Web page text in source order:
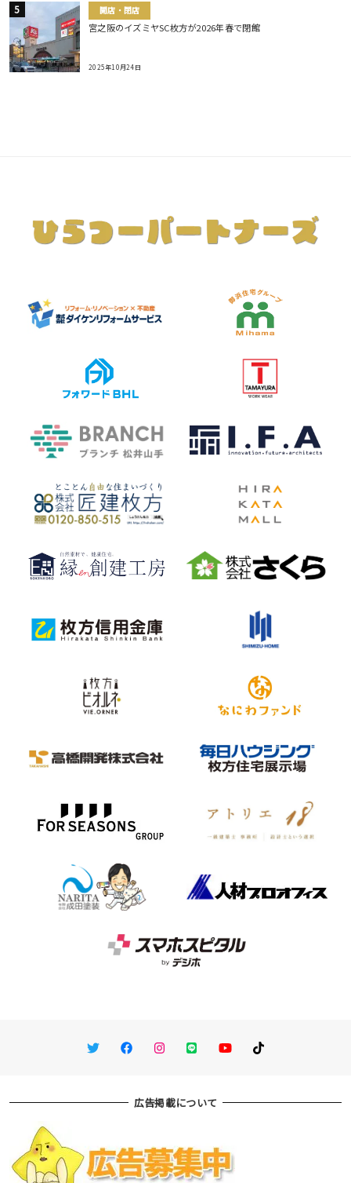
開店・閉店
宮之阪のイズミヤSC枚方が2026年春で閉館
2025年10月24日
TwitterFacebookInstagram
LINE You TubeTikTok
広告掲載について